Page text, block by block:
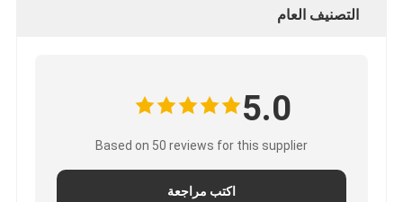
التصنيف العام
5.0
Based on 50 reviews for this supplier
اكتب مراجعة